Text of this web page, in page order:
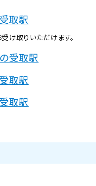
取駅
け取りいただけます。
受取駅
取駅
取駅